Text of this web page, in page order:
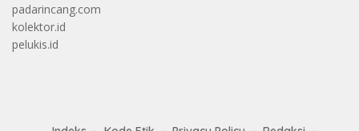
padarincang.com
kolektor.id
pelukis.id